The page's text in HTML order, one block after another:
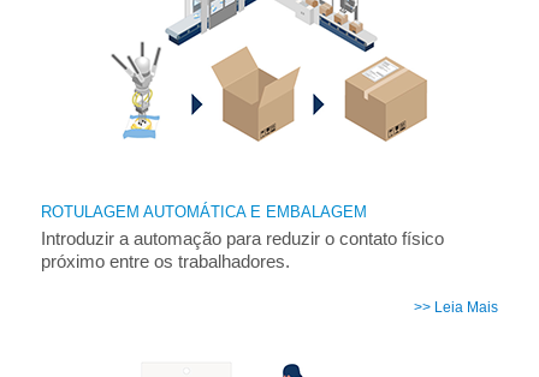
ROTULAGEM AUTOMÁTICA E EMBALAGEM
Introduzir a automação para reduzir o contato físico
próximo entre os trabalhadores.
>> Leia Mais